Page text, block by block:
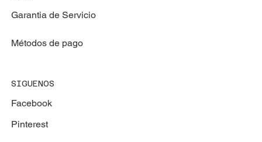
Garantia de Servicio
Métodos de pago
SIGUENOS
Facebook
Pinterest